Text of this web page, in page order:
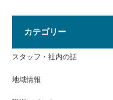
カテゴリー
スタッフ・社内の話
地域情報